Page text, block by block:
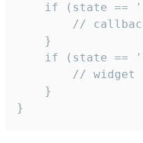
if (state ==
//
    }
if (state ==
// widget
    }
}